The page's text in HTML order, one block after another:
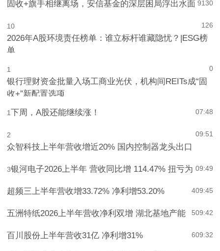
130
9
固收+旗手相继离场，安信基金的深层困局浮出水面
126
10
2026年A股环境责任榜单：谁立标杆谁藏隐忧？|ESG榜
单
0
1
银行理财资金批量入场工商业光伏，机构间REITs成“固
收+”新配置选项
07:48
1下周，A股还能继续涨！
09:51
2
众智科技上半年营收增近20% 国内控制器龙头出口
09:49
3银河电子2026上半年 营收同比增 114.47% 扭亏为
09:45
4
超频三上半年营收增33.72% 净利增53.20%
09:42
5
五洲特纸2026上半年营收净利双增 湖北基地产能
09:32
6
百川股份上半年营收31亿 净利增31%